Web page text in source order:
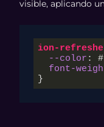
visible, aplicando
ion-
--color :
font-
}